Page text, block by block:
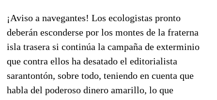
¡Aviso a navegantes! Los ecologistas pronto
deberán esconderse por los montes de la fraterna
isla trasera si continúa la campaña de exterminio
que contra ellos ha desatado el editorialista
sarantontón, sobre todo, teniendo en cuenta que
habla del poderoso dinero amarillo, lo que